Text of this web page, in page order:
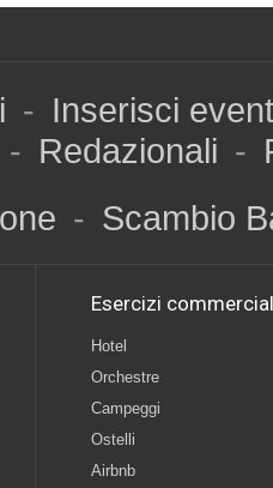
- Inserisci
- Redazionali -
- Scambio
Esercizi
Hotel
Orchestre
Campeggi
Ostelli
Airbnb